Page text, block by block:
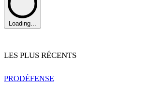
Loading...
LES PLUS RÉCENTS
PRODÉFENSE